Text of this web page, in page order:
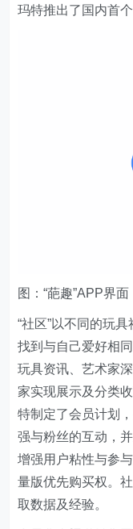
玛特推出了国内首
图：“葩趣”APP界面
“社区”以不同的玩
找到与自己爱好相
玩具资讯、艺术家
家实现展示及分类
特制定了会员计划
强与粉丝的互动，
增强用户粘性与参
量版优先购买权。
取数据及经验。